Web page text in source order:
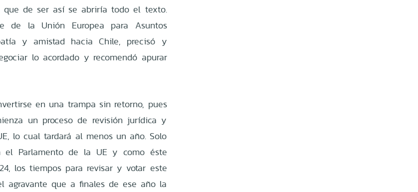
que de ser así se abriría todo el texto.
de la Unión Europea para Asuntos
y amistad hacia Chile, precisó y
lo acordado y recomendó apurar
en una trampa sin retorno, pues
un proceso de revisión jurídica y
lo cual tardará al menos un año. Solo
el Parlamento de la UE y como éste
los tiempos para revisar y votar este
agravante que a finales de ese año la